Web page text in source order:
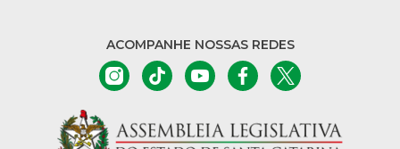
ACOMPANHE NOSSAS REDES